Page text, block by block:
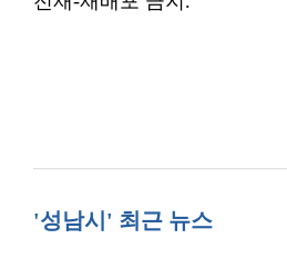
'성남시' 최근 뉴스